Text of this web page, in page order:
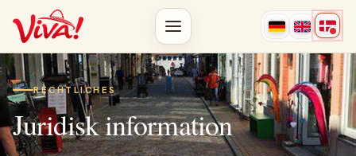
RECHTLICHES
Juridisk information